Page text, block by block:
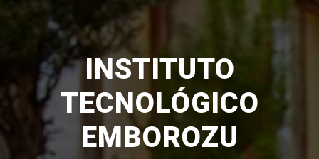
INSTITUTO
TECNOLÓGICO
EMBOROZU